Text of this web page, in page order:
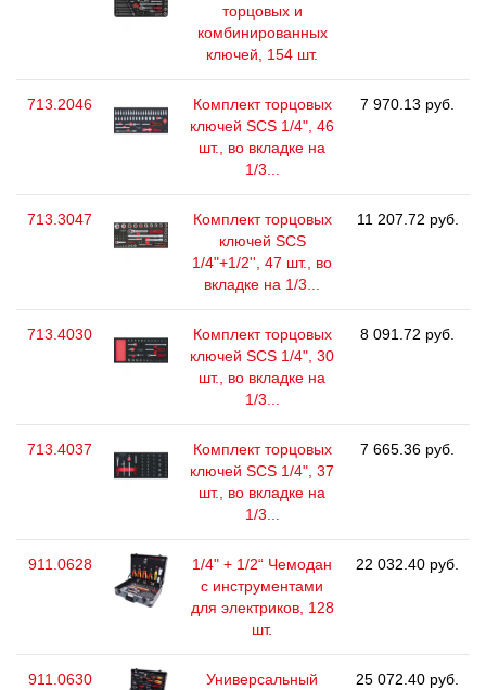
торцовых и
комбинированных
ключей, 154 шт.
713.2046
Комплект торцовых
ключей SCS 1/4", 46
шт., во вкладке на
1/3...
7 970.13 руб.
713.3047
Комплект торцовых
ключей SCS
1/4"+1/2'', 47 шт., во
вкладке на 1/3...
11 207.72 руб.
713.4030
Комплект торцовых
ключей SCS 1/4", 30
шт., во вкладке на
1/3...
8 091.72 руб.
713.4037
Комплект торцовых
ключей SCS 1/4", 37
шт., во вкладке на
1/3...
7 665.36 руб.
911.0628
1/4" + 1/2“ Чемодан
с инструментами
для электриков, 128
шт.
22 032.40 руб.
911.0630
Универсальный
25 072.40 руб.